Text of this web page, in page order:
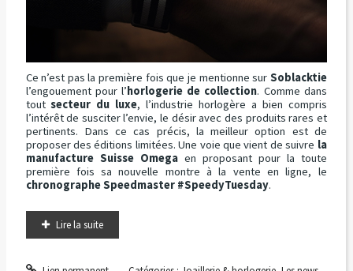
Ce n’est pas la première fois que je mentionne sur Soblacktie
l’engouement pour l’horlogerie de collection. Comme dans
toutsecteur du luxe, l’industrie horlogère a bien compris
l’intérêt de susciter l’envie, le désir avec des produits rares et
pertinents. Dans ce cas précis, la meilleur option est de
proposer des éditions limitées. Une voie que vient de suivre la
manufacture Suisse Omegaen proposant pour la toute
première fois sa nouvelle montre à la vente en ligne, le
chronographe Speedmaster #SpeedyTuesday.
Lire la suite